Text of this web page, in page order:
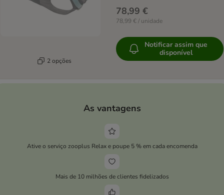
2 opções
78,99 €
78,99 € / unidade
Notificar assim que
disponível
As vantagens
Ative o serviço zooplus Relax e poupe 5 % em cada encomenda
Mais de 10 milhões de clientes fidelizados